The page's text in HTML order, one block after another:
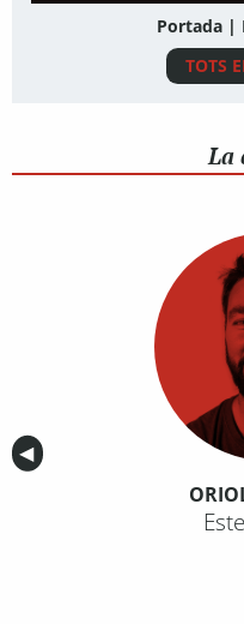
Portada |
TOTS
La
Anterior
◀︎